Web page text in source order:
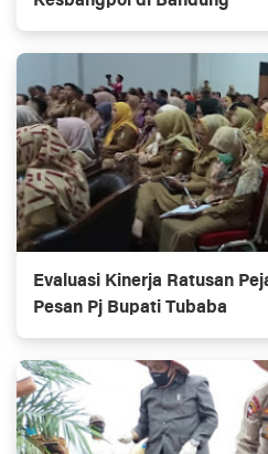
Evaluasi Kinerja Ratusan
Pesan Pj Bupati Tubaba